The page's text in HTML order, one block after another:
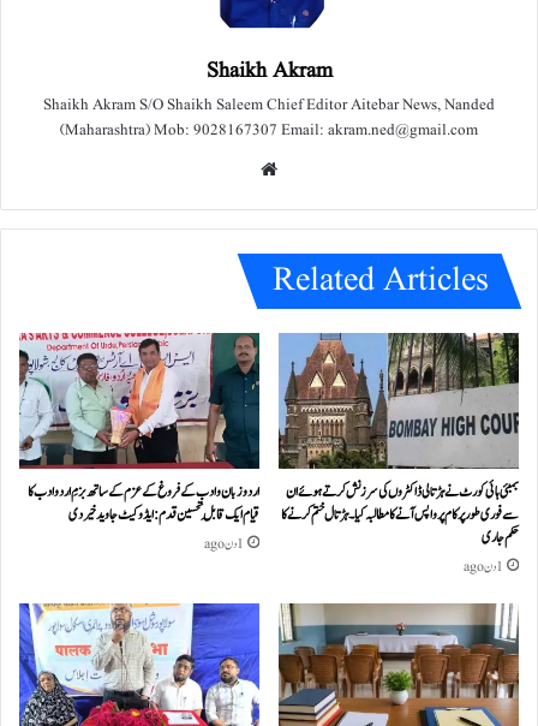
Shaikh Akram
Shaikh Akram S/O Shaikh Saleem Chief Editor Aitebar News, Nanded
(Maharashtra) Mob: 9028167307 Email: akram.ned@gmail.com
e
Related Articles
بمبئی ہائی کورٹ نے ہڑتالی ڈاکٹروں کی سرزنش کرتے ہوئے ان
سے فوری طور پر کام پر واپس آنے کا مطالبہ کیا۔ہڑتال ختم کرنے کا
حکم جاری
1 دن ago
اردو زبان و ادب کے فروغ کے عزم کے ساتھ بزمِ اردو ادب کا
قیام ایک قابلِ تحسین قدم : ایڈوکیٹ جاوید خیردی
1 دن ago